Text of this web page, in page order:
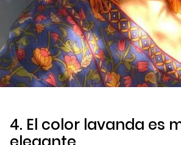
4. El color lavanda es